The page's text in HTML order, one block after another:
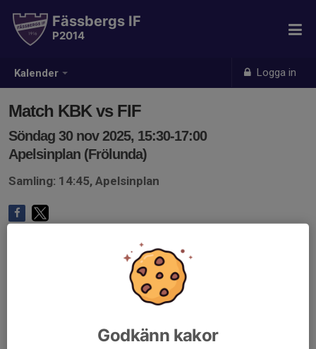
Kalender Logga in
Fässbergs IF
P2014
Match KBK vs FIF
Söndag 30 nov 2025, 15:30-17:00
Apelsinplan (Frölunda)
Samling: 14:45, Apelsinplan
Godkänn kakor